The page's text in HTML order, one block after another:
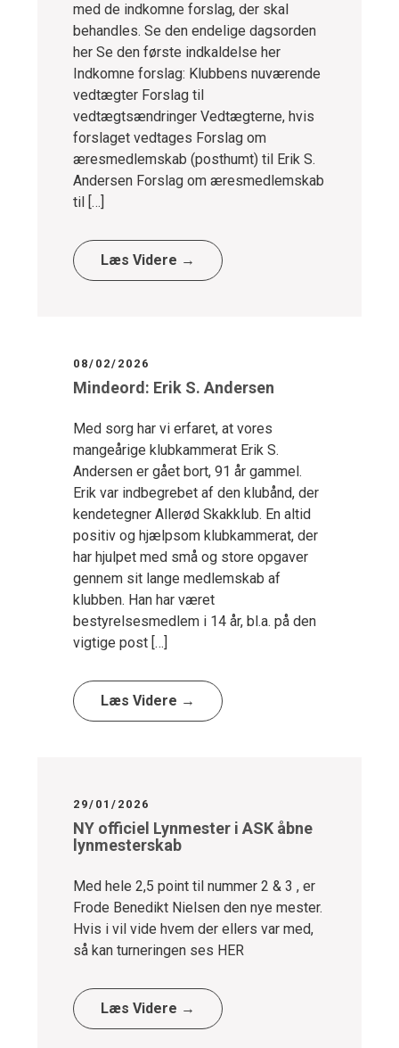
med de indkomne forslag, der skal
behandles. Se den endelige dagsorden
her Se den første indkaldelse her
Indkomne forslag: Klubbens nuværende
vedtægter Forslag til
vedtægtsændringer Vedtægterne, hvis
forslaget vedtages Forslag om
æresmedlemskab (posthumt) til Erik S.
Andersen Forslag om æresmedlemskab
til […]
Læs Videre →
08/02/2026
Mindeord: Erik S. Andersen
Med sorg har vi erfaret, at vores
mangeårige klubkammerat Erik S.
Andersen er gået bort, 91 år gammel.
Erik var indbegrebet af den klubånd, der
kendetegner Allerød Skakklub. En altid
positiv og hjælpsom klubkammerat, der
har hjulpet med små og store opgaver
gennem sit lange medlemskab af
klubben. Han har været
bestyrelsesmedlem i 14 år, bl.a. på den
vigtige post […]
Læs Videre →
29/01/2026
NY officiel Lynmester i ASK åbne
lynmesterskab
Med hele 2,5 point til nummer 2 & 3 , er
Frode Benedikt Nielsen den nye mester.
Hvis i vil vide hvem der ellers var med,
så kan turneringen ses HER
Læs Videre →